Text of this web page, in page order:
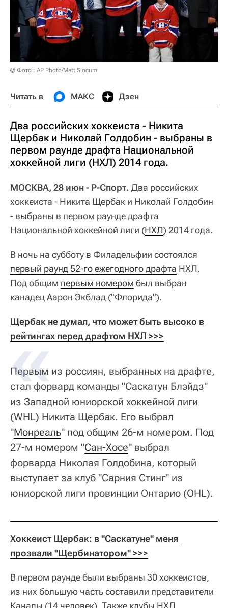
© Фото : AP Photo/Matt Slocum
Читать в МАКС Дзен
Два российских хоккеиста - Никита
Щербак и Николай Голдобин - выбраны в
первом раунде драфта Национальной
хоккейной лиги (НХЛ) 2014 года.
МОСКВА, 28 июн - Р-Спорт. Два российских
хоккеиста - Никита Щербак и Николай Голдобин
- выбраны в первом раунде драфта
Национальной хоккейной лиги (НХЛ) 2014 года.
В ночь на субботу в Филадельфии состоялся
первый раунд 52-го ежегодного драфта НХЛ.
Под общим первым номером был выбран
канадец Аарон Экблад ("Флорида").
Щербак не думал, что может быть высоко в
рейтингах перед драфтом НХЛ >>>
Первым из россиян, выбранных на драфте,
стал форвард команды "Саскатун Блэйдз"
из Западной юниорской хоккейной лиги
(WHL) Никита Щербак. Его выбрал
"Монреаль" под общим 26-м номером. Под
27-м номером "Сан-Хосе" выбрал
форварда Николая Голдобина, который
выступает за клуб "Сарния Стинг" из
юниорской лиги провинции Онтарио (OHL).
Хоккеист Щербак: в "Саскатуне" меня
прозвали "Щербинатором" >>>
В первом раунде были выбраны 30 хоккеистов,
из них большую часть составили представители
Канады (14 человек). Также клубы НХЛ